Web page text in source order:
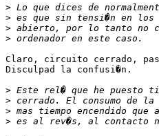
>
>
>
>
Claro, circuito cerrado,
Disculpad la confusi�n.
>
>
>
>